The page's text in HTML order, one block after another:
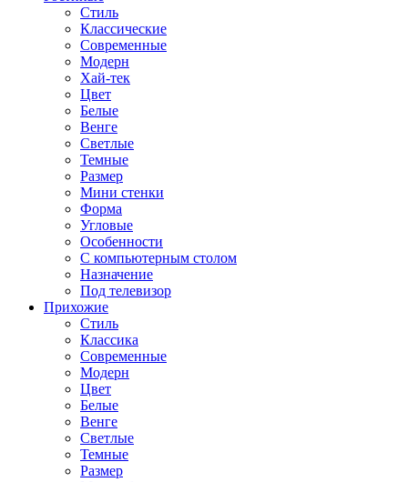
Стиль
Классические
Современные
Модерн
Хай-тек
Цвет
Белые
Венге
Светлые
Темные
Размер
Мини стенки
Форма
Угловые
Особенности
С компьютерным столом
Назначение
Под телевизор
Прихожие
Стиль
Классика
Современные
Модерн
Цвет
Белые
Венге
Светлые
Темные
Размер